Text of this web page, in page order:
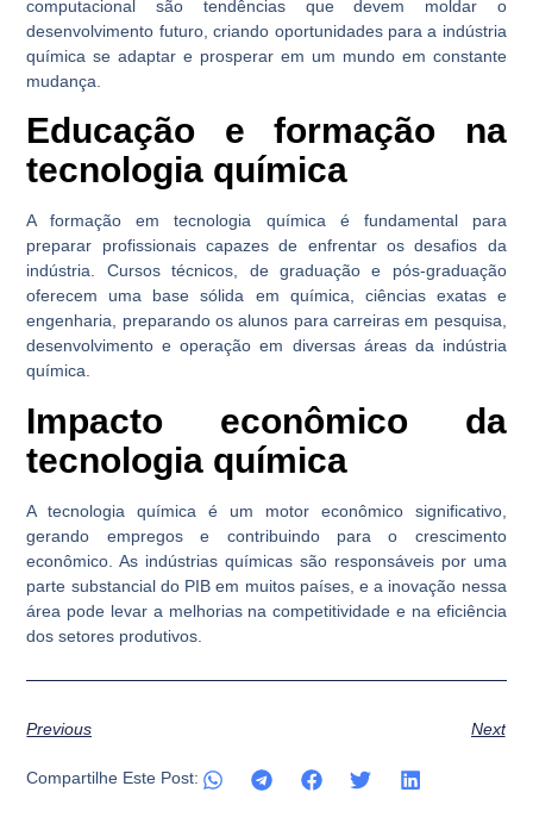
computacional são tendências que devem moldar o
desenvolvimento futuro, criando oportunidades para a indústria
química se adaptar e prosperar em um mundo em constante
mudança.
Educação e formação na
tecnologia química
A formação em tecnologia química é fundamental para
preparar profissionais capazes de enfrentar os desafios da
indústria. Cursos técnicos, de graduação e pós-graduação
oferecem uma base sólida em química, ciências exatas e
engenharia, preparando os alunos para carreiras em pesquisa,
desenvolvimento e operação em diversas áreas da indústria
química.
Impacto econômico da
tecnologia química
A tecnologia química é um motor econômico significativo,
gerando empregos e contribuindo para o crescimento
econômico. As indústrias químicas são responsáveis por uma
parte substancial do PIB em muitos países, e a inovação nessa
área pode levar a melhorias na competitividade e na eficiência
dos setores produtivos.
Previous Next
Compartilhe Este Post: